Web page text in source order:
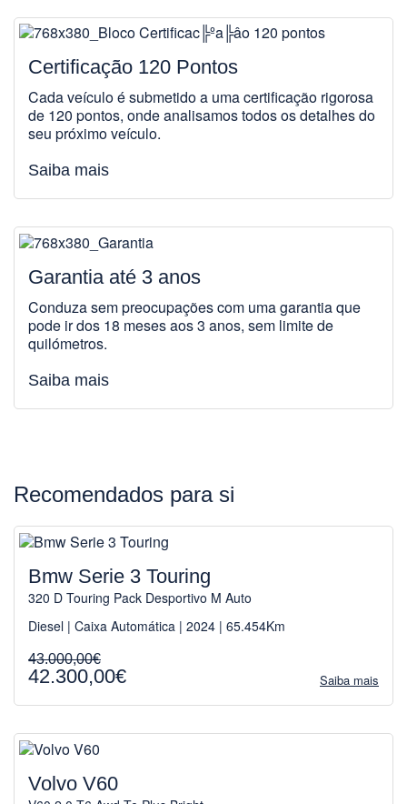
Certificação 120 Pontos
Cada veículo é submetido a uma certificação rigorosa
de 120 pontos, onde analisamos todos os detalhes do
seu próximo veículo.
Saiba mais
Garantia até 3 anos
Conduza sem preocupações com uma garantia que
pode ir dos 18 meses aos 3 anos, sem limite de
quilómetros.
Saiba mais
Recomendados para si
Bmw Serie 3 Touring
320 D Touring Pack Desportivo M Auto
Diesel | Caixa Automática | 2024 | 65.454Km
43.000,00€
42.300,00€ Saiba mais
Volvo V60